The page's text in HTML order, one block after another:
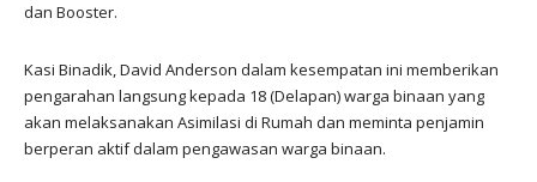
dan Booster.
Kasi Binadik, David Anderson dalam kesempatan ini memberikan
pengarahan langsung kepada 18 (Delapan) warga binaan yang
akan melaksanakan Asimilasi di Rumah dan meminta penjamin
berperan aktif dalam pengawasan warga binaan.